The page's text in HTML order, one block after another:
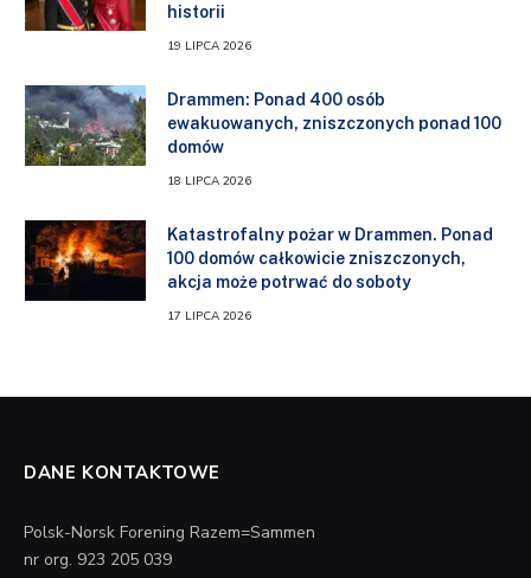
historii
19 LIPCA 2026
Drammen: Ponad 400 osób
ewakuowanych, zniszczonych ponad 100
domów
18 LIPCA 2026
Katastrofalny pożar w Drammen. Ponad
100 domów całkowicie zniszczonych,
akcja może potrwać do soboty
17 LIPCA 2026
DANE KONTAKTOWE
Polsk-Norsk Forening Razem=Sammen
nr org. 923 205 039